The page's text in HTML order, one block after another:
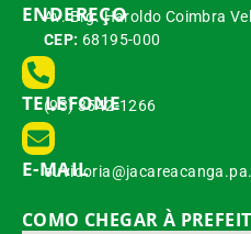
ENDEREÇO
Av. Brg. Haroldo Coimbra
CEP: 68195-000
TELEFONE
(93) 3542-1266
E-MAIL
COMO CHEGAR À